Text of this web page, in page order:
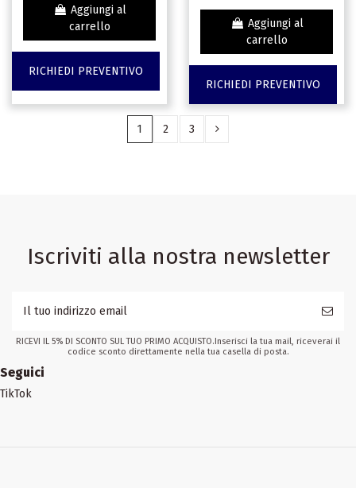
Aggiungi al
carrello
RICHIEDI PREVENTIVO
Aggiungi al
carrello
RICHIEDI PREVENTIVO
1 2 3
Iscriviti alla nostra newsletter
RICEVI IL 5% DI SCONTO SUL TUO PRIMO ACQUISTO.Inserisci la tua mail, riceverai il
codice sconto direttamente nella tua casella di posta.
Seguici
TikTok